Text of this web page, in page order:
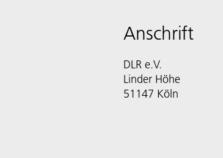
Anschrift
DLR e.V.
Linder Höhe
51147 Köln